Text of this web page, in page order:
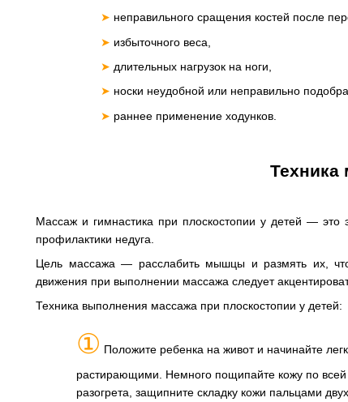
➤ неправильного сращения костей после
➤ избыточного веса,
➤ длительных нагрузок на ноги,
➤ носки неудобной или неправильно
➤ раннее применение ходунков.
Техника
Массаж и гимнастика при плоскостопии у детей — это
профилактики недуга.
Цель массажа — расслабить мышцы и размять их,
движения при выполнении массажа следует
Техника выполнения массажа при плоскостопии у детей:
① Положите ребенка на живот и начинайте
растирающими. Немного пощипайте кожу по всей
разогрета, защипните складку кожи пальцами